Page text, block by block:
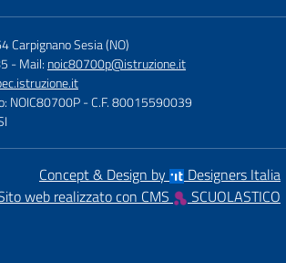
Carpignano Sesia (NO)
- Mail: noic80700p@istruzione.it
NOIC80700P- C.F. 80015590039
Concept & Design by
Designers Italia
web realizzato con CMS
SCUOLASTICO